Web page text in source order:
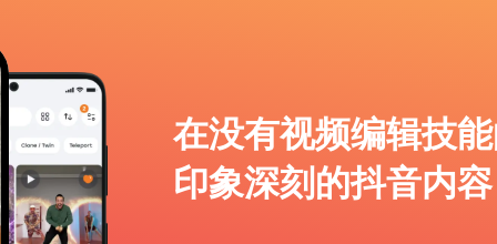
在没有视频编辑技
印象深刻的抖音内